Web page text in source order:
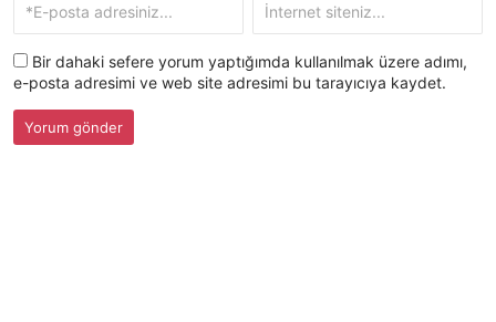
Bir dahaki sefere yorum yaptığımda kullanılmak üzere adımı,
e-posta adresimi ve web site adresimi bu tarayıcıya kaydet.